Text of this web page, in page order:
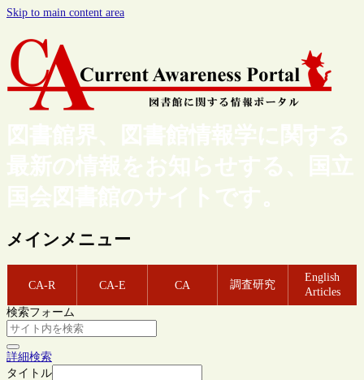
Skip to main content area
図書館界、図書館情報学に関する
最新の情報をお知らせする、国立
国会図書館のサイトです。
メインメニュー
CA-R CA-E CA 調査研究
English
Articles
検索フォーム
詳細検索
タイトル